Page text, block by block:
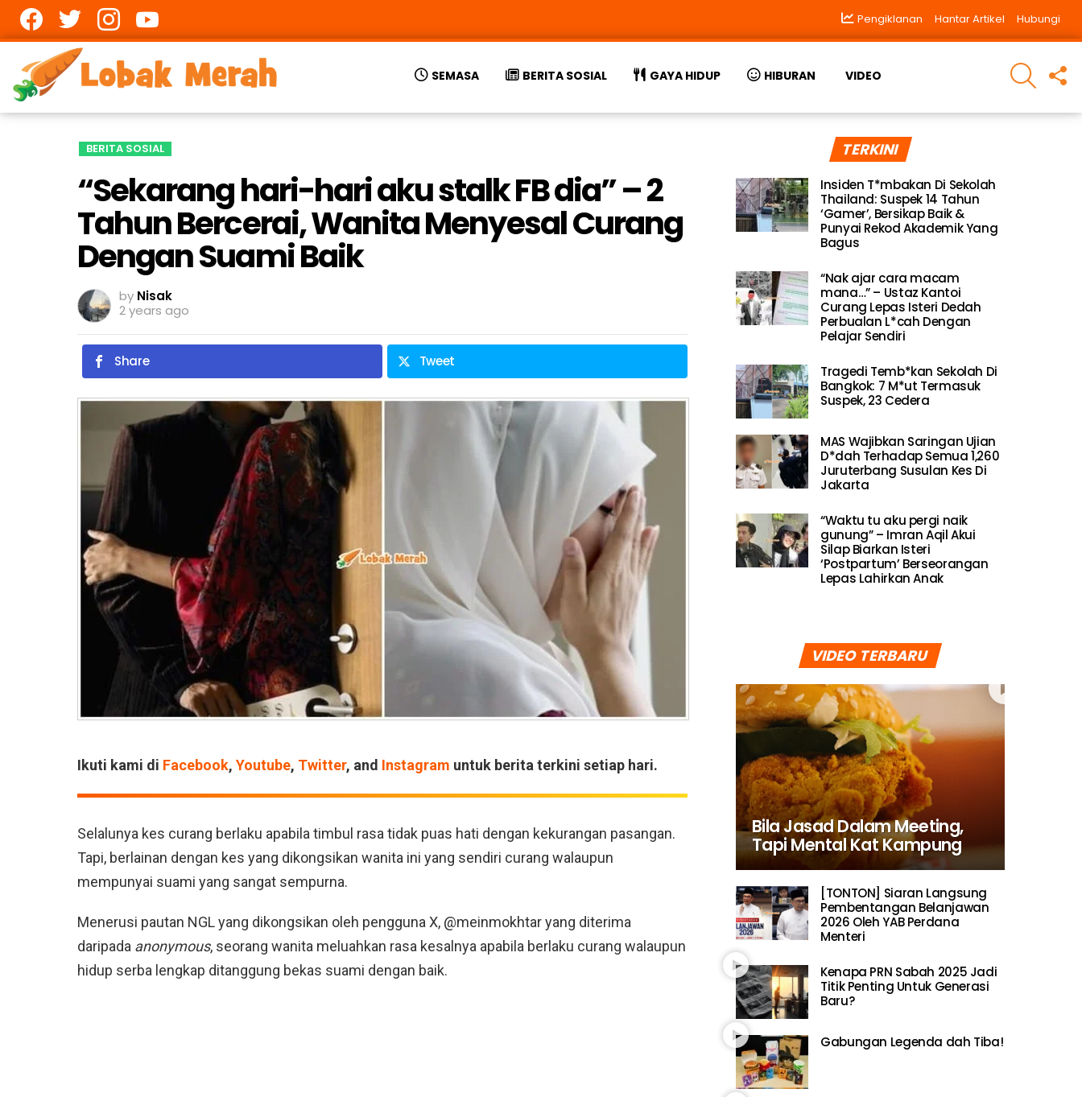
Pengiklanan Hantar Artikel Hubungi
SEMASA BERITA SOSIAL GAYA HIDUP HIBURAN VIDEO
SEARCH
BERITA SOSIAL
“Sekarang hari-hari aku stalk FB dia” – 2
Tahun Bercerai, Wanita Menyesal Curang
Dengan Suami Baik
by Nisak
2 years ago
Share Tweet
Ikuti kami di Facebook, Youtube, Twitter, and Instagram untuk berita terkini setiap hari.
Selalunya kes curang berlaku apabila timbul rasa tidak puas hati dengan kekurangan pasangan.
Tapi, berlainan dengan kes yang dikongsikan wanita ini yang sendiri curang walaupun
mempunyai suami yang sangat sempurna.
Menerusi pautan NGL yang dikongsikan oleh pengguna X, @meinmokhtar yang diterima
daripada anonymous, seorang wanita meluahkan rasa kesalnya apabila berlaku curang walaupun
hidup serba lengkap ditanggung bekas suami dengan baik.
TERKINI
Insiden T*mbakan Di Sekolah
Thailand: Suspek 14 Tahun
‘Gamer’, Bersikap Baik &
Punyai Rekod Akademik Yang
Bagus
“Nak ajar cara macam
mana…” – Ustaz Kantoi
Curang Lepas Isteri Dedah
Perbualan L*cah Dengan
Pelajar Sendiri
Tragedi Temb*kan Sekolah Di
Bangkok: 7 M*ut Termasuk
Suspek, 23 Cedera
MAS Wajibkan Saringan Ujian
D*dah Terhadap Semua 1,260
Juruterbang Susulan Kes Di
Jakarta
“Waktu tu aku pergi naik
gunung” – Imran Aqil Akui
Silap Biarkan Isteri
‘Postpartum’ Berseorangan
Lepas Lahirkan Anak
VIDEO TERBARU
Bila Jasad Dalam Meeting,
Tapi Mental Kat Kampung
[TONTON] Siaran Langsung
Pembentangan Belanjawan
2026 Oleh YAB Perdana
Menteri
Kenapa PRN Sabah 2025 Jadi
Titik Penting Untuk Generasi
Baru?
Gabungan Legenda dah Tiba!